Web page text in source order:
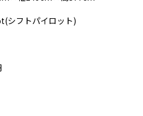
シフトパイロット)